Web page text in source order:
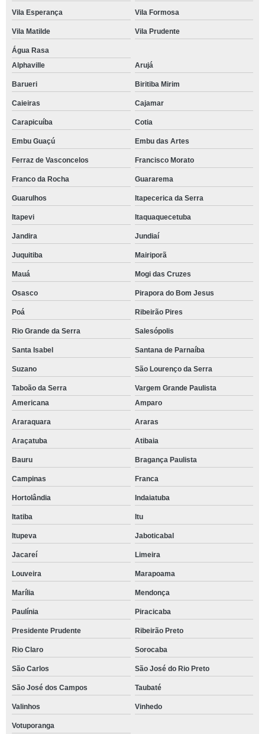
Vila Esperança Vila Formosa
Vila Matilde Vila Prudente
Água Rasa
Alphaville
Arujá
Barueri Biritiba Mirim
Caieiras Cajamar
Carapicuíba Cotia
Embu Guaçú Embu das Artes
Ferraz de Vasconcelos Francisco Morato
Franco da Rocha Guararema
Guarulhos Itapecerica da Serra
Itapevi Itaquaquecetuba
Jandira Jundiaí
Juquitiba Mairiporã
Mauá Mogi das Cruzes
Osasco Pirapora do Bom Jesus
Poá Ribeirão Pires
Rio Grande da Serra Salesópolis
Santa Isabel Santana de Parnaíba
Suzano São Lourenço da Serra
Taboão da Serra
Vargem Grande Paulista
Americana
Amparo
Araraquara Araras
Araçatuba Atibaia
Bauru Bragança Paulista
Campinas Franca
Hortolândia Indaiatuba
Itatiba Itu
Itupeva Jaboticabal
Jacareí Limeira
Louveira Marapoama
Marília Mendonça
Paulínia Piracicaba
Presidente Prudente Ribeirão Preto
Rio Claro Sorocaba
São Carlos São José do Rio Preto
São José dos Campos Taubaté
Valinhos Vinhedo
Votuporanga